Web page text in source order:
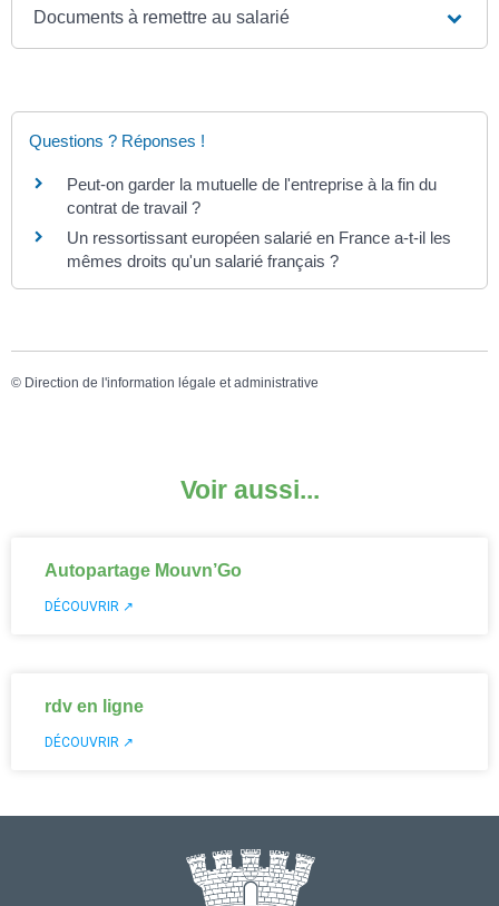
Documents à remettre au salarié
Questions ? Réponses !
Peut-on garder la mutuelle de l'entreprise à la fin du
contrat de travail ?
Un ressortissant européen salarié en France a-t-il les
mêmes droits qu'un salarié français ?
© Direction de l'information légale et administrative
Voir aussi...
Autopartage Mouvn’Go
DÉCOUVRIR ↗
rdv en ligne
DÉCOUVRIR ↗